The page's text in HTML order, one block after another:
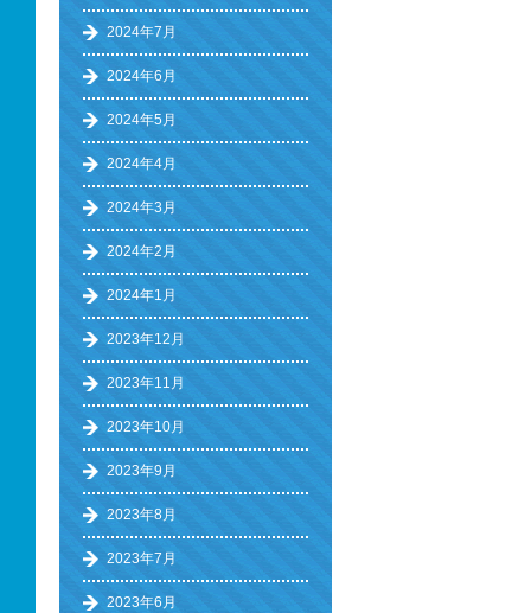
2024年7月
2024年6月
2024年5月
2024年4月
2024年3月
2024年2月
2024年1月
2023年12月
2023年11月
2023年10月
2023年9月
2023年8月
2023年7月
2023年6月